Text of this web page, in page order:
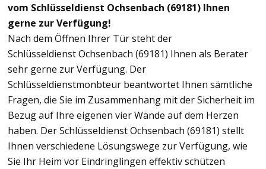
vom Schlüsseldienst Ochsenbach (69181) Ihnen
gerne zur Verfügung!
Nach dem Öffnen Ihrer Tür steht der
Schlüsseldienst Ochsenbach (69181) Ihnen als Berater
sehr gerne zur Verfügung. Der
Schlüsseldienstmonbteur beantwortet Ihnen sämtliche
Fragen, die Sie im Zusammenhang mit der Sicherheit im
Bezug auf Ihre eigenen vier Wände auf dem Herzen
haben. Der Schlüsseldienst Ochsenbach (69181) stellt
Ihnen verschiedene Lösungswege zur Verfügung, wie
Sie Ihr Heim vor Eindringlingen effektiv schützen